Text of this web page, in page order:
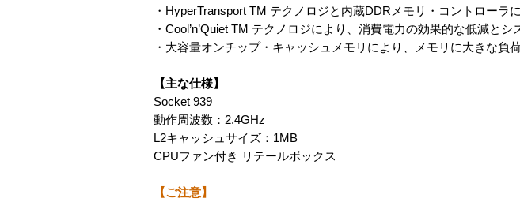
・HyperTransport TM テクノロジと内蔵DDRメモリ・コントローラ
・Cool’n’Quiet TM テクノロジにより、消費電力の効果的な低減と
・大容量オンチップ・キャッシュメモリにより、メモリに大きな負
【主な仕様】
Socket 939
動作周波数：2.4GHz
L2キャッシュサイズ：1MB
CPUファン付き リテールボックス
【ご注意】